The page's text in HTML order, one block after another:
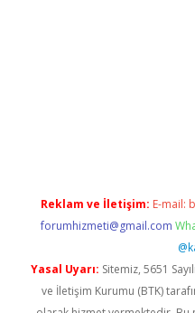
Reklam ve İletişim: E-mail:
forumhizmeti@gmail.com
Yasal Uyarı: Sitemiz, 5651
ve İletişim Kurumu (BTK)